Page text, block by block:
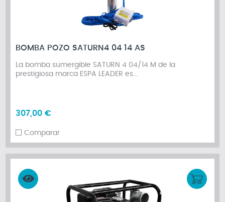
BOMBA POZO SATURN4 04 14 AS
La bomba sumergible SATURN 4 04/14 M de la
prestigiosa marca ESPA LEADER es...
307,00 €
Comparar